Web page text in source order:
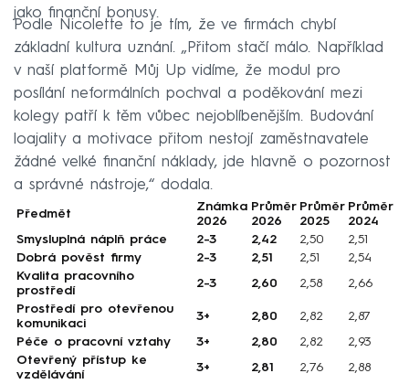
jako finanční bonusy.
Podle Nicolette to je tím, že ve firmách chybí
základní kultura uznání. „Přitom stačí málo. Například
v naší platformě Můj Up vidíme, že modul pro
posílání neformálních pochval a poděkování mezi
kolegy patří k těm vůbec nejoblíbenějším. Budování
loajality a motivace přitom nestojí zaměstnavatele
žádné velké finanční náklady, jde hlavně o pozornost
a správné nástroje,“ dodala.
Předmět
Známka
2026
Průměr
2026
Průměr
2025
Průměr
2024
Smysluplná náplň práce
2-3 2,42 2,50
2,51
Dobrá pověst firmy
2-3 2,51 2,51
2,54
Kvalita pracovního
prostředí
2-3 2,60 2,58
2,66
Prostředí pro otevřenou
komunikaci
3+ 2,80 2,82
2,87
Péče o pracovní vztahy
3+ 2,80 2,82
2,93
Otevřený přístup ke
vzdělávání
3+ 2,81 2,76
2,88